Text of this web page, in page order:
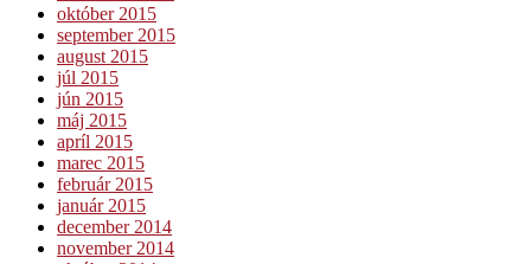
október 2015
september 2015
august 2015
júl 2015
jún 2015
máj 2015
apríl 2015
marec 2015
február 2015
január 2015
december 2014
november 2014